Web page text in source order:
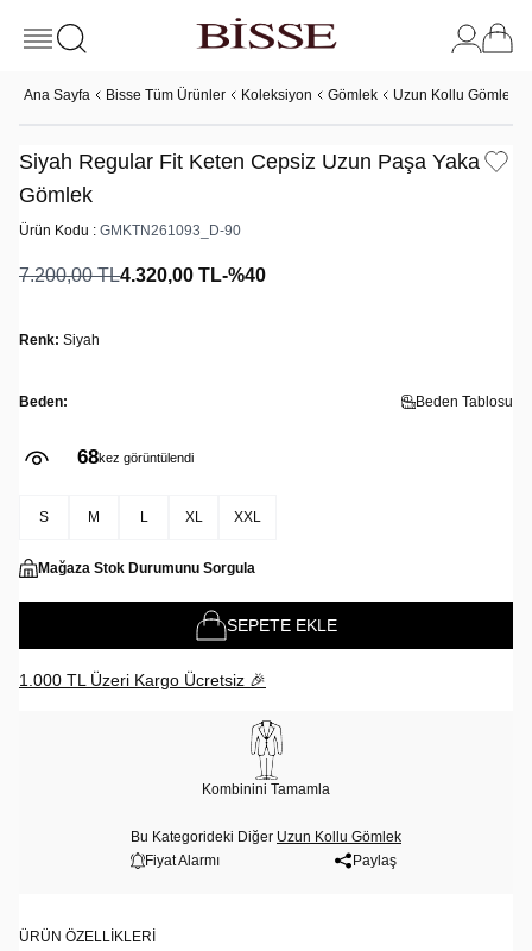
Ana Sayfa Bisse Tüm Ürünler Koleksiyon Gömlek Uzun Kollu Gömlek
Siyah Regular Fit Keten Cepsiz Uzun Paşa Yaka
Gömlek
Ürün Kodu : GMKTN261093_D-90
7.200,00TL4.320,00 TL-%40
Renk: Siyah
Beden: Beden Tablosu
68kez görüntülendi
S M L XL XXL
Mağaza Stok Durumunu Sorgula
SEPETE EKLE
1.000 TL Üzeri Kargo Ücretsiz 🎉
Kombinini Tamamla
Bu Kategorideki Diğer Uzun Kollu Gömlek
Fiyat Alarmı
Paylaş
ÜRÜN ÖZELLIKLERI